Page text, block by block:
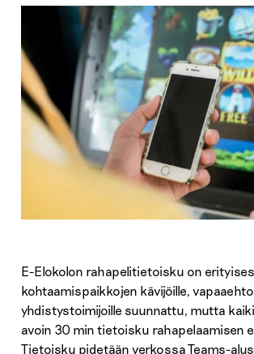
E-Elokolon rahapelitietoisku on
kohtaamispaikkojen kävijöille,
yhdistystoimijoille suunnattu, mutta
avoin 30 min tietoisku rahapelaamisen
Tietoisku pidetään verkossa Teams-